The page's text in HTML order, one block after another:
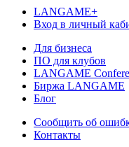
LANGAME+
Вход в личный
Для бизнеса
ПО для клубов
LANGAME
Биржа LANGAME
Блог
Сообщить об
Контакты